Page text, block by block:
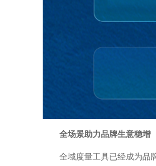
全场景助力品牌生意稳增
全域度量工具已经成为品